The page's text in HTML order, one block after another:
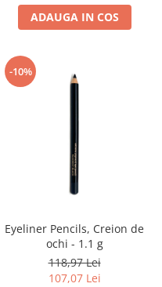
ADAUGA IN COS
-10%
Eyeliner Pencils, Creion de
ochi - 1.1 g
118,97 Lei
107,07 Lei